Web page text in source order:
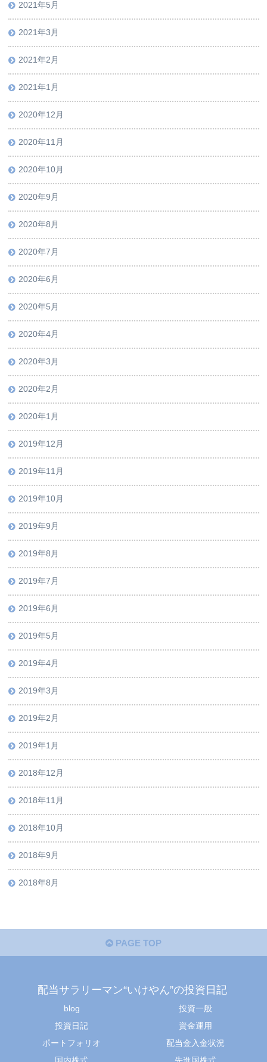
2021年5月
2021年3月
2021年2月
2021年1月
2020年12月
2020年11月
2020年10月
2020年9月
2020年8月
2020年7月
2020年6月
2020年5月
2020年4月
2020年3月
2020年2月
2020年1月
2019年12月
2019年11月
2019年10月
2019年9月
2019年8月
2019年7月
2019年6月
2019年5月
2019年4月
2019年3月
2019年2月
2019年1月
2018年12月
2018年11月
2018年10月
2018年9月
2018年8月
PAGE TOP
配当サラリーマン“いけやん”の投資日記 ​
blog
投資一般
投資日記
資金運用
ポートフォリオ
配当金入金状況